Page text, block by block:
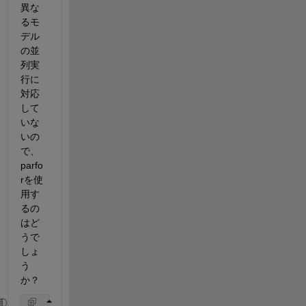
異な
るモ
デル
の並
列実
行に
対応
して
いな
いの
で、
parfo
rを使
用す
るの
はど
うで
しょ
う
か？